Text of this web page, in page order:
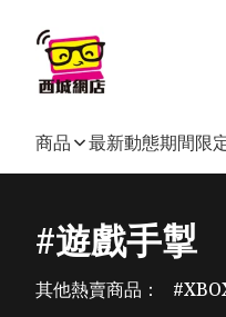
商品 最新動態期間限
#遊戲手掣
其他熱賣商品：